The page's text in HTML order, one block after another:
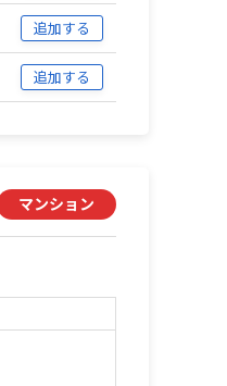
追加する
追加する
マンション